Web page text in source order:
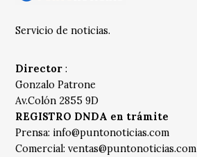
Servicio de noticias.
Director :
Gonzalo Patrone
Av.Colón 2855 9D
REGISTRO DNDA en trámite
Prensa: info@puntonoticias.com
Comercial:ventas@puntonoticias.com